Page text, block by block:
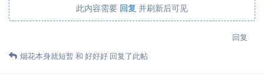
此内容需要 回复 并刷新后可见
回复
烟花本身就短暂和 好好好 回复了此帖